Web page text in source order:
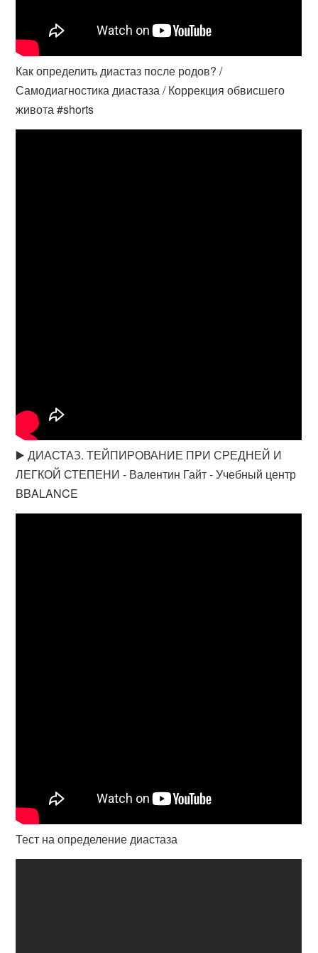
Как определить диастаз после родов? /
Самодиагностика диастаза / Коррекция обвисшего
живота #shorts
▶️ ДИАСТАЗ. ТЕЙПИРОВАНИЕ ПРИ СРЕДНЕЙ И
ЛЕГКОЙ СТЕПЕНИ - Валентин Гайт - Учебный центр
BBALANCE
Тест на определение диастаза